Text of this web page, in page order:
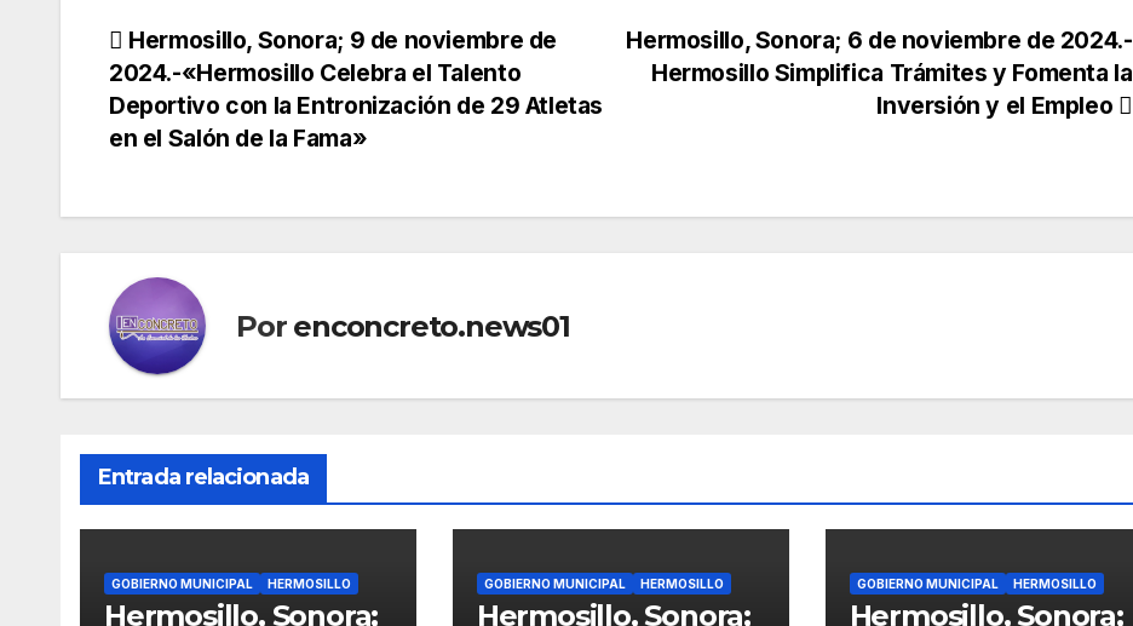
Navegación
de
entradas
Hermosillo, Sonora; 6 de noviembre de 2024.-
Hermosillo Simplifica Trámites y Fomenta la
Inversión y el Empleo
Hermosillo, Sonora; 9 de noviembre de
2024.-«Hermosillo Celebra el Talento
Deportivo con la Entronización de 29 Atletas
en el Salón de la Fama»
Por enconcreto.news01
Entrada relacionada
GOBIERNO MUNICIPAL HERMOSILLO
Hermosillo, Sonora;
GOBIERNO MUNICIPAL HERMOSILLO
Hermosillo, Sonora;
GOBIERNO MUNICIPAL HERMOSILLO
Hermosillo, Sonora;